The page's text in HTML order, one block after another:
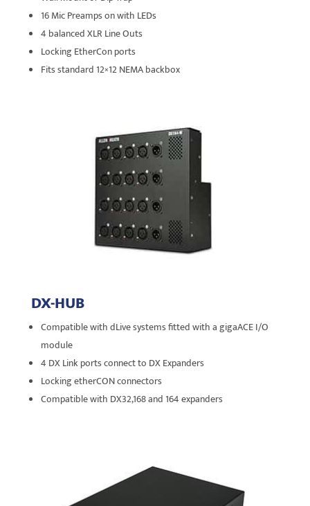
16 Mic Preamps on with LEDs
4 balanced XLR Line Outs
Locking EtherCon ports
Fits standard 12×12 NEMA backbox
DX-HUB
Compatible with dLive systems fitted with a gigaACE I/O
module
4 DX Link ports connect to DX Expanders
Locking etherCON connectors
Compatible with DX32,168 and 164 expanders